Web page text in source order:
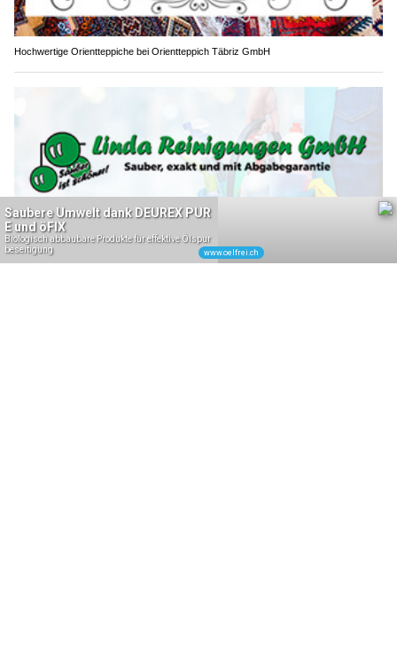
Hochwertige Orientteppiche bei Orientteppich Täbriz GmbH
Sauberkeit garantiert: Linda Reinigungen GmbH in Zug und Luzern